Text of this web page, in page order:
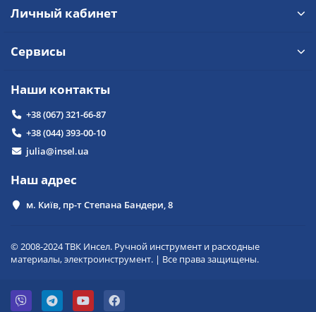
Личный кабинет
Сервисы
Наши контакты
+38 (067) 321-66-87
+38 (044) 393-00-10
julia@insel.ua
Наш адрес
м. Київ, пр-т Степана Бандери, 8
© 2008-2024 ТВК Инсел. Ручной инструмент и расходные
материалы, электроинструмент. | Все права защищены.